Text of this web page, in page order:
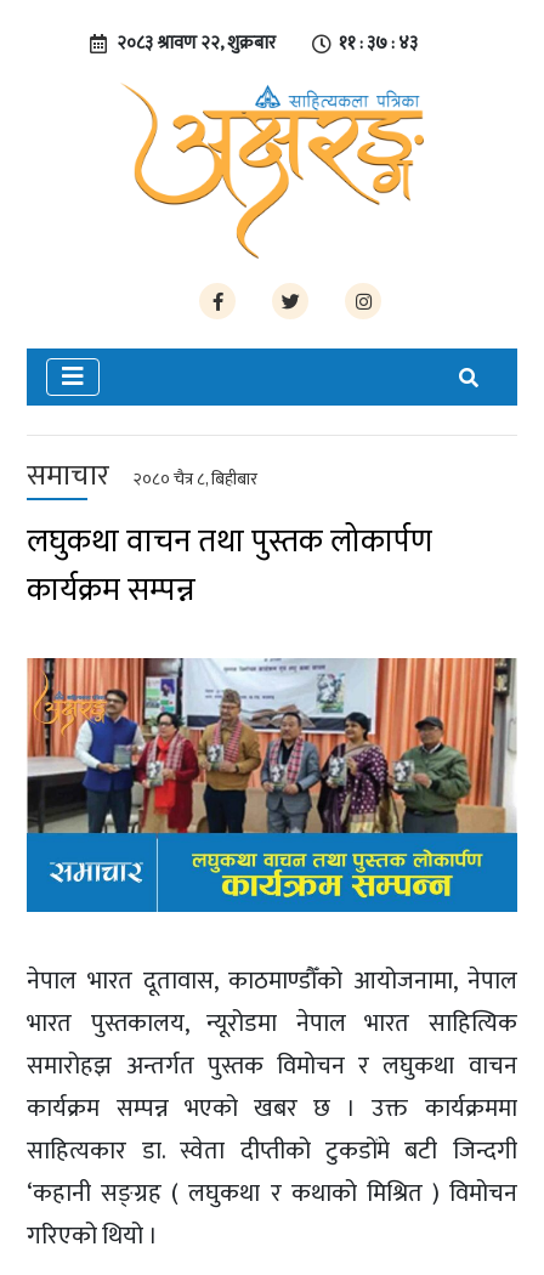
२०८३ श्रावण २२, शुक्रबार ११ : ३७ : ४४
समाचार २०८० चैत्र ८, बिहीबार
लघुकथा वाचन तथा पुस्तक लोकार्पण
कार्यक्रम सम्पन्न
नेपाल भारत दूतावास, काठमाण्डौँको आयोजनामा, नेपाल
भारत पुस्तकालय, न्यूरोडमा नेपाल भारत साहित्यिक
समारोहझ अन्तर्गत पुस्तक विमोचन र लघुकथा वाचन
कार्यक्रम सम्पन्न भएको खबर छ । उक्त कार्यक्रममा
साहित्यकार डा. स्वेता दीप्तीको टुकडोंमे बटी जिन्दगी
‘कहानी सङ्ग्रह ( लघुकथा र कथाको मिश्रित ) विमोचन
गरिएको थियो ।